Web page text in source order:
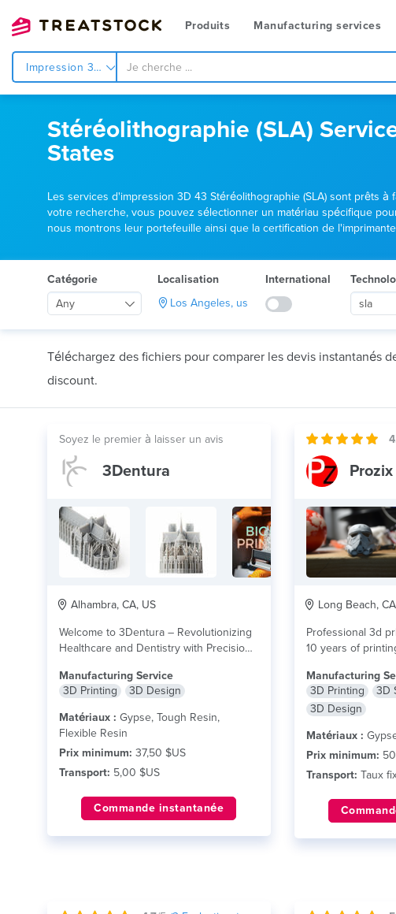
Produits Manufacturing services
Impression 3d
Stéréolithographie (SLA)
States
Les services d'impression 3D 43 Stéréolithographie (SLA) sont prêts
votre recherche, vous pouvez sélectionner un matériau spécifique
nous montrons leur portefeuille ainsi que la certification de
Catégorie
Any
Localisation
Los Angeles, us
International
sla
Téléchargez des fichiers pour comparer les devis instantanés
discount.
Soyez le premier à laisser un avis
3Dentura
Alhambra, CA, US
Welcome to 3Dentura – Revolutionizing
Healthcare and Dentistry with Precision
Manufacturing Service
3D Printing
3D Design
Matériaux : Gypse, Tough Resin,
Flexible Resin
Prix minimum: 37,50 $US
Transport: 5,00 $US
Commande instantanée
Prozix
Long Beach,
Professional 3d
10 years of
Manufacturing
3D Printing
3D
3D Design
Matériaux :
Prix minimum:
Transport: Taux